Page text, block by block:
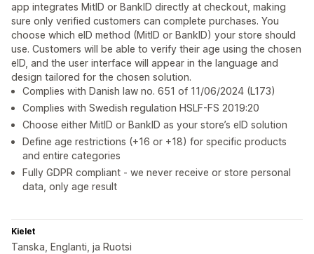
app integrates MitID or BankID directly at checkout, making
sure only verified customers can complete purchases. You
choose which eID method (MitID or BankID) your store should
use. Customers will be able to verify their age using the chosen
eID, and the user interface will appear in the language and
design tailored for the chosen solution.
Complies with Danish law no. 651 of 11/06/2024 (L173)
Complies with Swedish regulation HSLF-FS 2019:20
Choose either MitID or BankID as your store’s eID solution
Define age restrictions (+16 or +18) for specific products
and entire categories
Fully GDPR compliant - we never receive or store personal
data, only age result
Kielet
Tanska, Englanti, ja Ruotsi